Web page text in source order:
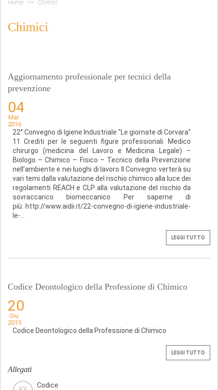
Home Chimici
Chimici
Aggiornamento professionale per tecnici della
prevenzione
04
Mar
2016
22° Convegno di Igiene Industriale "Le giornate di Corvara"
11 Crediti per le seguenti figure professionali: Medico
chirurgo (medicina del Lavoro e Medicina Legale) –
Biologo – Chimico – Fisico – Tecnico della Prevenzione
nell’ambiente e nei luoghi di lavoro Il Convegno verterà su
vari temi dalla valutazione del rischio chimico alla luce dei
regolamenti REACH e CLP alla valutazione del rischio da
sovraccarico biomeccanico Per saperne di
più: http://www.aidii.it/22-convegno-di-igiene-industriale-
le-...
LEGGI TUTTO
Codice Deontologico della Professione di Chimico
20
Giu
2015
Codice Deontologico della Professione di Chimico
LEGGI TUTTO
Allegati
Codice